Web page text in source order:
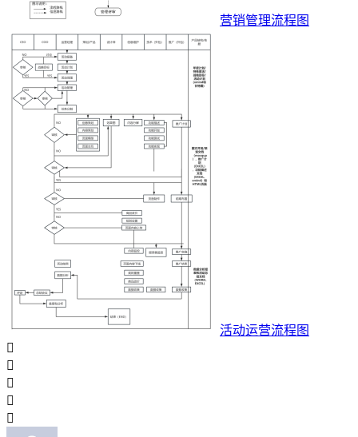
营销管理流程图
活动运营流程图




